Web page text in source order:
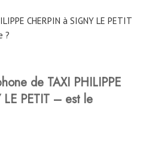
CHERPIN à SIGNY LE PETIT
?
de TAXI PHILIPPE
PETIT – est le